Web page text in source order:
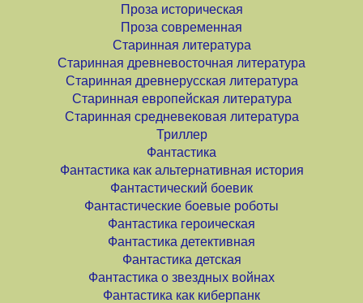
Проза историческая
Проза современная
Старинная литература
Старинная древневосточная литература
Старинная древнерусская литература
Старинная европейская литература
Старинная средневековая литература
Триллер
Фантастика
Фантастика как альтернативная история
Фантастический боевик
Фантастические боевые роботы
Фантастика героическая
Фантастика детективная
Фантастика детская
Фантастика о звездных войнах
Фантастика как киберпанк